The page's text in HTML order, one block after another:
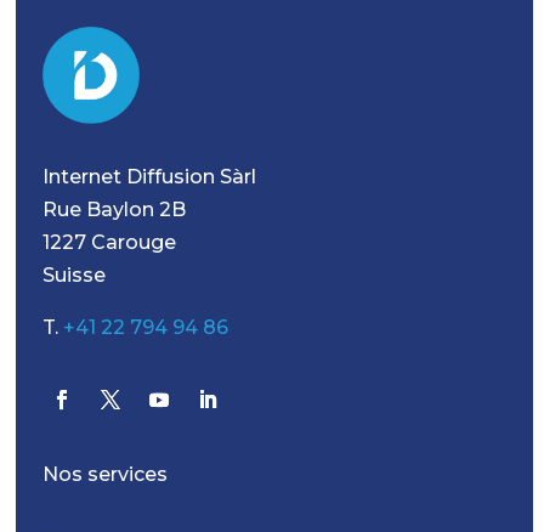
Internet Diffusion Sàrl
Rue Baylon 2B
1227 Carouge
Suisse
T. +41 22 794 94 86
Nos services